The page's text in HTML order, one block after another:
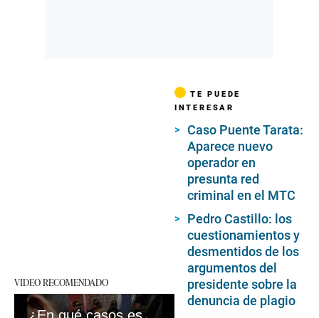
VIDEO RECOMENDADO
TE PUEDE
INTERESAR
Caso Puente Tarata:
Aparece nuevo
operador en
presunta red
criminal en el MTC
Pedro Castillo: los
cuestionamientos y
desmentidos de los
argumentos del
presidente sobre la
denuncia de plagio